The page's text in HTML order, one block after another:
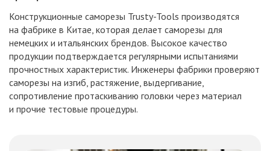
Конструкционные саморезы Trusty-Tools производятся
на фабрике в Китае, которая делает саморезы для
немецких и итальянских брендов. Высокое качество
продукции подтверждается регулярными испытаниями
прочностных характеристик. Инженеры фабрики проверяют
саморезы на изгиб, растяжение, выдергивание,
сопротивление протаскиванию головки через материал
и прочие тестовые процедуры.